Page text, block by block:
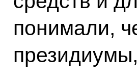
понимали,